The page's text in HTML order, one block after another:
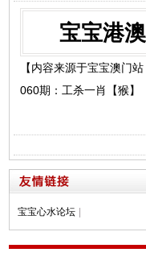
宝宝港
【内容来源于宝宝澳门
060期：工杀一肖【猴】
宝宝心水论坛